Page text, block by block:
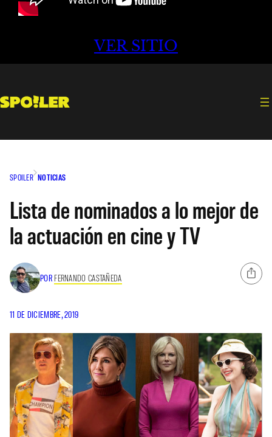
VER SITIO
SPOILER NOTICIAS
Lista de nominados a lo mejor de
la actuación en cine y TV
POR FERNANDO CASTAÑEDA
11 DE DICIEMBRE, 2019